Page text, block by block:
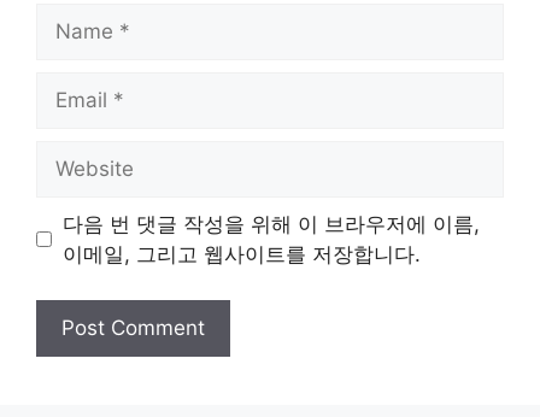
다음 번 댓글 작성을 위해 이 브라우저에 이름,
이메일, 그리고 웹사이트를 저장합니다.